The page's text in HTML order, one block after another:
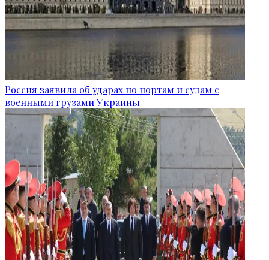
Россия заявила об ударах по портам и судам с
военными грузами Украины